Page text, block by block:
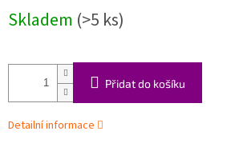
cena:
Skladem (>5 ks)
Přidat do košíku
Detailní informace